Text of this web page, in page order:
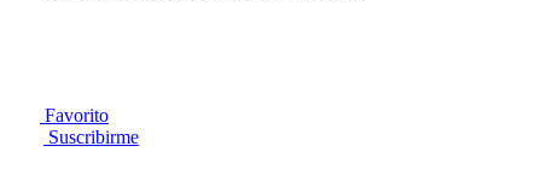
Favorito
Suscribirme